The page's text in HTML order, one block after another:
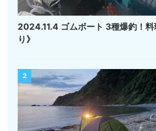
2024.11.4 ゴムボート 3種爆釣！料
り》
2